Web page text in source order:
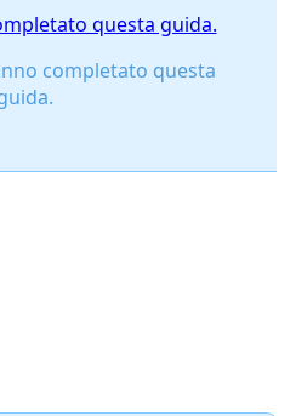
questa guida.
completato questa